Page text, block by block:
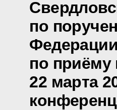
по
по приёму
22 марта